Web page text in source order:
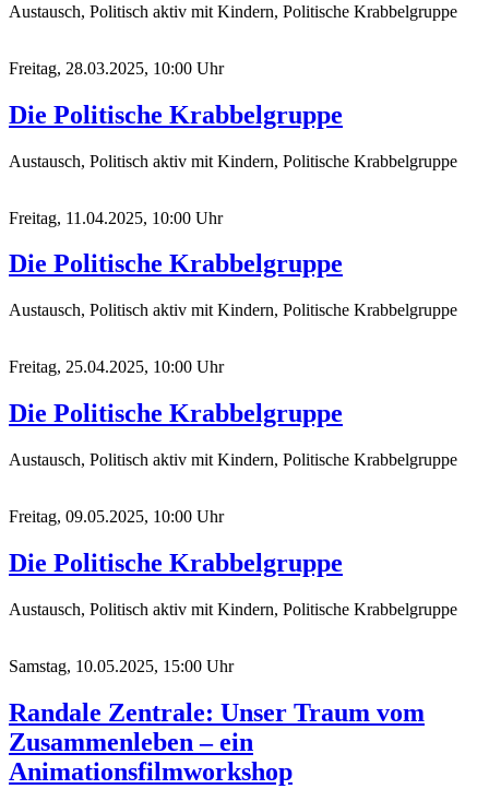
Austausch, Politisch aktiv mit Kindern, Politische Krabbelgruppe
Freitag, 28.03.2025, 10:00 Uhr
Die Politische Krabbelgruppe
Austausch, Politisch aktiv mit Kindern, Politische Krabbelgruppe
Freitag, 11.04.2025, 10:00 Uhr
Die Politische Krabbelgruppe
Austausch, Politisch aktiv mit Kindern, Politische Krabbelgruppe
Freitag, 25.04.2025, 10:00 Uhr
Die Politische Krabbelgruppe
Austausch, Politisch aktiv mit Kindern, Politische Krabbelgruppe
Freitag, 09.05.2025, 10:00 Uhr
Die Politische Krabbelgruppe
Austausch, Politisch aktiv mit Kindern, Politische Krabbelgruppe
Samstag, 10.05.2025, 15:00 Uhr
Randale Zentrale: Unser Traum vom
Zusammenleben – ein
Animationsfilmworkshop